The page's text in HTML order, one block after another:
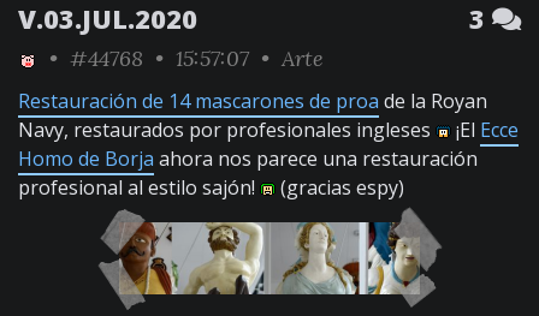
V.03.JUL.2020 3
• #44768 • 15:57:07 • Arte
Restauración de 14 mascarones de proa de la Royan
Navy, restaurados por profesionales ingleses
¡El Ecce
Homo de Borja ahora nos parece una restauración
profesional al estilo sajón!
(gracias espy)